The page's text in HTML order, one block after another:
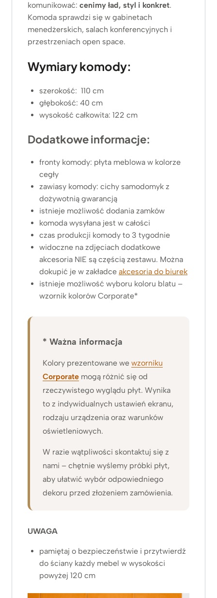
komunikować: cenimy ład, styl i konkret.
Komoda sprawdzi się w gabinetach
menedżerskich, salach konferencyjnych i
przestrzeniach open space.
Wymiary komody:
szerokość: 110 cm
głębokość: 40 cm
wysokość całkowita: 122 cm
Dodatkowe informacje:
fronty komody: płyta meblowa w kolorze
cegły
zawiasy komody: cichy samodomyk z
dożywotnią gwarancją
istnieje możliwość dodania zamków
komoda wysyłana jest w całości
czas produkcji komody to 3 tygodnie
widoczne na zdjęciach dodatkowe
akcesoria NIE są częścią zestawu. Można
dokupić je w zakładce akcesoria do biurek
istnieje możliwość wyboru koloru blatu –
wzornik kolorów Corporate*
* Ważna informacja
Kolory prezentowane we wzorniku
Corporate mogą różnić się od
rzeczywistego wyglądu płyt. Wynika
to z indywidualnych ustawień ekranu,
rodzaju urządzenia oraz warunków
oświetleniowych.
W razie wątpliwości skontaktuj się z
nami – chętnie wyślemy próbki płyt,
aby ułatwić wybór odpowiedniego
dekoru przed złożeniem zamówienia.
UWAGA
pamiętaj o bezpieczeństwie i przytwierdź
do ściany każdy mebel w wysokości
powyżej 120 cm